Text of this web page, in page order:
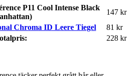
P11 Cool Intense Black
147 kr
Chroma ID Leere Tiegel
81 kr
228 kr